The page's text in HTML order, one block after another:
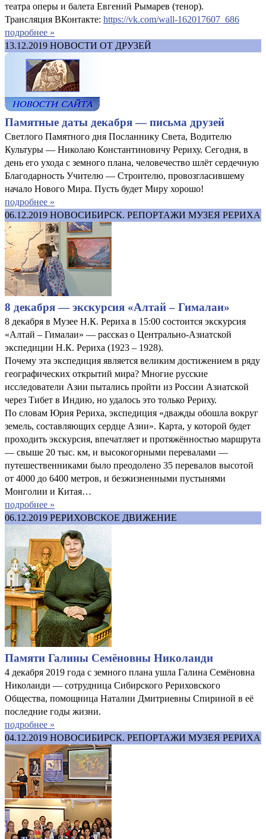
театра оперы и балета Евгений Рымарев (тенор).
Трансляция ВКонтакте: https://vk.com/wall-162017607_686
подробнее »
13.12.2019 НОВОСТИ ОТ ДРУЗЕЙ
Памятные даты декабря — письма друзей
Светлого Памятного дня Посланнику Света, Водителю
Культуры — Николаю Константиновичу Рериху. Сегодня, в
день его ухода с земного плана, человечество шлёт сердечную
Благодарность Учителю — Строителю, провозгласившему
начало Нового Мира. Пусть будет Миру хорошо!
подробнее »
06.12.2019 НОВОСИБИРСК. РЕПОРТАЖИ МУЗЕЯ РЕРИХА
8 декабря — экскурсия «Алтай – Гималаи»
8 декабря в Музее Н.К. Рериха в 15:00 состоится экскурсия
«Алтай – Гималаи» — рассказ о Центрально-Азиатской
экспедиции Н.К. Рериха (1923 – 1928).
Почему эта экспедиция является великим достижением в ряду
географических открытий мира? Многие русские
исследователи Азии пытались пройти из России Азиатской
через Тибет в Индию, но удалось это только Рериху.
По словам Юрия Рериха, экспедиция «дважды обошла вокруг
земель, составляющих сердце Азии». Карта, у которой будет
проходить экскурсия, впечатляет и протяжённостью маршрута
— свыше 20 тыс. км, и высокогорными перевалами —
путешественниками было преодолено 35 перевалов высотой
от 4000 до 6400 метров, и безжизненными пустынями
Монголии и Китая…
подробнее »
06.12.2019 РЕРИХОВСКОЕ ДВИЖЕНИЕ
Памяти Галины Семёновны Николаиди
4 декабря 2019 года с земного плана ушла Галина Семёновна
Николаиди — сотрудница Сибирского Рериховского
Общества, помощница Наталии Дмитриевны Спириной в её
последние годы жизни.
подробнее »
04.12.2019 НОВОСИБИРСК. РЕПОРТАЖИ МУЗЕЯ РЕРИХА